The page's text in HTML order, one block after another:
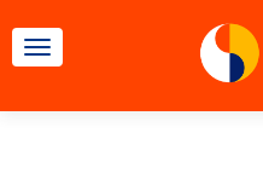
TOGGLE NAVIGATION